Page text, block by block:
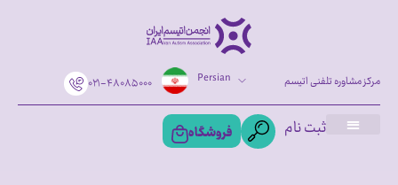
۰۲۱-۴۸۰۸۵۰۰۰ Persian مرکز مشاوره تلفنی اتیسم
ثبت نام فروشگاه